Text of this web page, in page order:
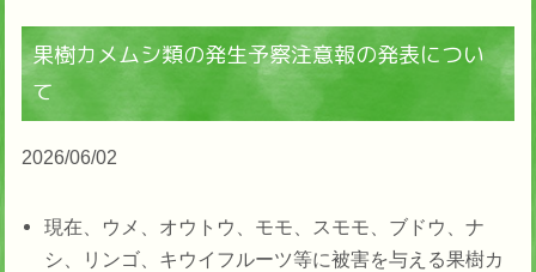
果樹カメムシ類の発生予察注意報の発表につい
て
2026/06/02
現在、ウメ、オウトウ、モモ、スモモ、ブドウ、ナ
シ、リンゴ、キウイフルーツ等に被害を与える果樹カ